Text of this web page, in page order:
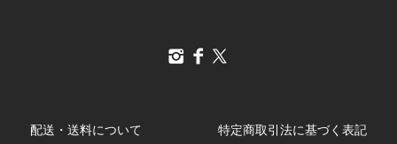
配送・送料について 特定商取引法に基づく表記